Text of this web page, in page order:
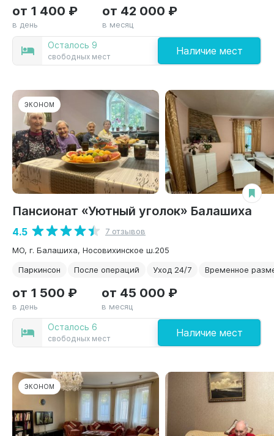
Осталось 9
свободных мест Наличие мест
от 1 400 ₽
в день
от 42 000 ₽
в месяц
ЭКОНОМ
Пансионат «Уютный уголок» Балашиха
4.5
7 отзывов
МО, г. Балашиха, Носовихинское ш.205
Паркинсон
После операций Уход 24/7 Временное
Осталось 6
свободных мест Наличие мест
от 1 500 ₽
в день
от 45 000 ₽
в месяц
ЭКОНОМ